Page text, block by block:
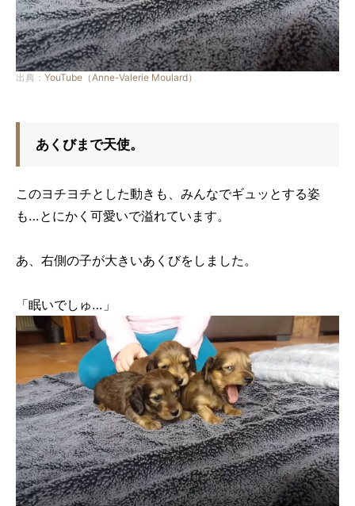
出典： YouTube（Anne-Valerie Moulard）
あくびまで天使。
このヨチヨチとした動きも、みんなでギュッとする姿
も…とにかく可愛いで溢れています。
あ、右側の子が大きいあくびをしました。
「眠いでしゅ…」